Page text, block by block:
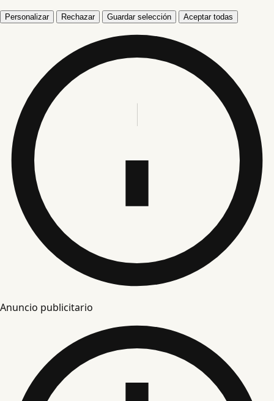
Personalizar Rechazar Guardar selección Aceptar todas
Anuncio publicitario